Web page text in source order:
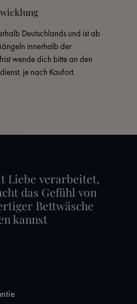
Deutschlands und ist ab
innerhalb der
wende dich bitte an den
je nach Kaufort.
Liebe verarbeitet,
das Gefühl von
Bettwäsche
kannst